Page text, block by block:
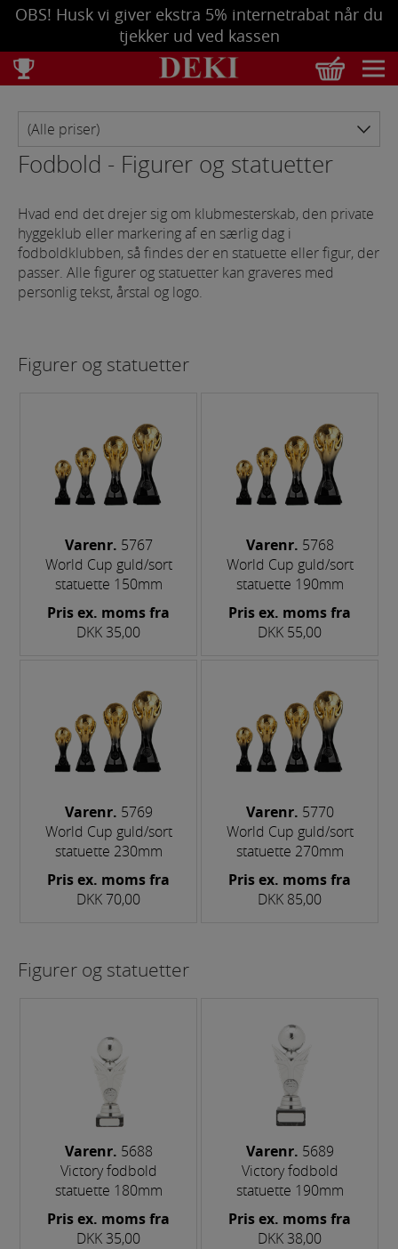
OBS! Husk vi giver ekstra 5% internetrabat når du
tjekker ud ved kassen
0,00
DKK
Total
Se bestilling
Tøm kurv
Fodbold - Figurer og statuetter
Hvad end det drejer sig om klubmesterskab, den private
hyggeklub eller markering af en særlig dag i
fodboldklubben, så findes der en statuette eller figur, der
passer. Alle figurer og statuetter kan graveres med
personlig tekst, årstal og logo.
Figurer og statuetter
Varenr. 5767
World Cup guld/sort
statuette 150mm
Pris ex. moms fra
DKK 35,00
Varenr. 5768
World Cup guld/sort
statuette 190mm
Pris ex. moms fra
DKK 55,00
Varenr. 5769
World Cup guld/sort
statuette 230mm
Pris ex. moms fra
DKK 70,00
Varenr. 5770
World Cup guld/sort
statuette 270mm
Pris ex. moms fra
DKK 85,00
Figurer og statuetter
Varenr. 5688
Victory fodbold
statuette 180mm
Pris ex. moms fra
DKK 35,00
Varenr. 5689
Victory fodbold
statuette 190mm
Pris ex. moms fra
DKK 38,00